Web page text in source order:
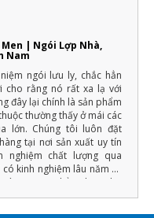
| Ngói Lợp Nhà,
Nam
ngói lưu ly, chắc hẳn
cho rằng nó rất xa lạ với
đây lại chính là sản phẩm
thường thấy ở mái các
lớn. Chúng tôi luôn đặt
tại nơi sản xuất uy tín
nghiệm chất lượng qua
kinh nghiệm lâu năm về
men (Chẳng hạn như
đồng đều, chất lượng cốt